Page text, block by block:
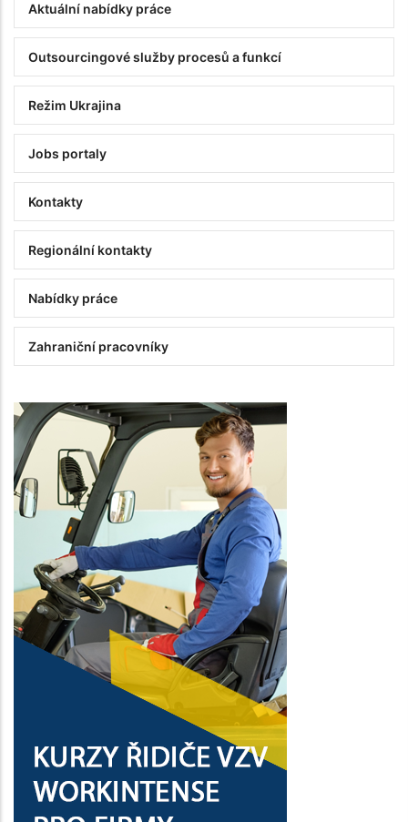
Аktuální nabídky práce
Outsourcingové služby procesů a funkcí
Režim Ukrajina
Jobs portaly
Kontakty
Regionální kontakty
Nabídky práce
Zahraniční pracovníky